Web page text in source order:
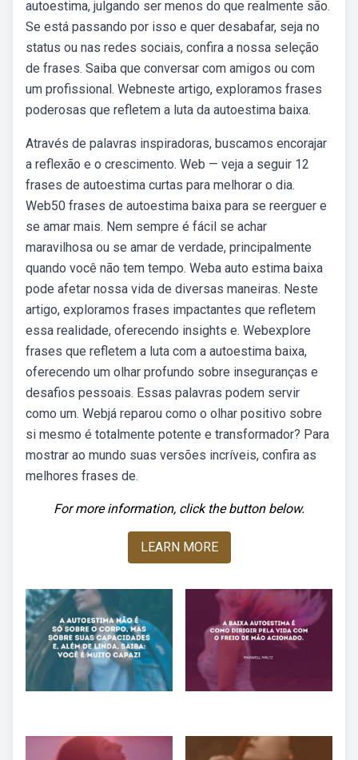
autoestima, julgando ser menos do que realmente são.
Se está passando por isso e quer desabafar, seja no
status ou nas redes sociais, confira a nossa seleção
de frases. Saiba que conversar com amigos ou com
um profissional. Webneste artigo, exploramos frases
poderosas que refletem a luta da autoestima baixa.
Através de palavras inspiradoras, buscamos encorajar
a reflexão e o crescimento. Web — veja a seguir 12
frases de autoestima curtas para melhorar o dia.
Web50 frases de autoestima baixa para se reerguer e
se amar mais. Nem sempre é fácil se achar
maravilhosa ou se amar de verdade, principalmente
quando você não tem tempo. Weba auto estima baixa
pode afetar nossa vida de diversas maneiras. Neste
artigo, exploramos frases impactantes que refletem
essa realidade, oferecendo insights e. Webexplore
frases que refletem a luta com a autoestima baixa,
oferecendo um olhar profundo sobre inseguranças e
desafios pessoais. Essas palavras podem servir
como um. Webjá reparou como o olhar positivo sobre
si mesmo é totalmente potente e transformador? Para
mostrar ao mundo suas versões incríveis, confira as
melhores frases de.
For more information, click the button below.
LEARN MORE